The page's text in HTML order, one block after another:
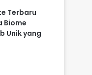
Terbaru
Biome
Unik yang